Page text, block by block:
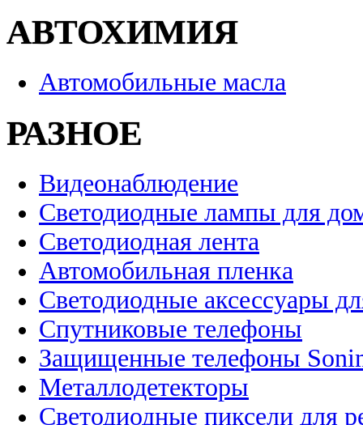
АВТОХИМИЯ
Автомобильные масла
РАЗНОЕ
Видеонаблюдение
Светодиодные лампы для
Светодиодная лента
Автомобильная пленка
Светодиодные аксессуары
Спутниковые телефоны
Защищенные телефоны
Металлодетекторы
Светодиодные пиксели для